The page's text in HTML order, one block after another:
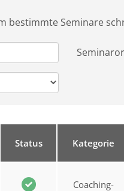
bestimmte Seminare
Status Kategorie
Coaching-